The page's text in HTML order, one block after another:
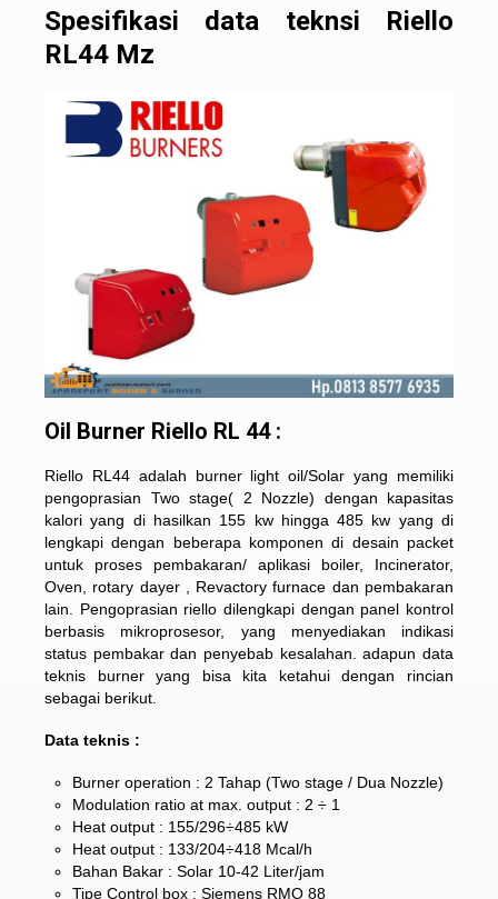
Spesifikasi data teknsi Riello
RL44 Mz
Oil Burner Riello RL 44 :
Riello RL44 adalah burner light oil/Solar yang memiliki
pengoprasian Two stage( 2 Nozzle) dengan kapasitas
kalori yang di hasilkan 155 kw hingga 485 kw yang di
lengkapi dengan beberapa komponen di desain packet
untuk proses pembakaran/ aplikasi boiler, Incinerator,
Oven, rotary dayer , Revactory furnace dan pembakaran
lain. Pengoprasian riello dilengkapi dengan panel kontrol
berbasis mikroprosesor, yang menyediakan indikasi
status pembakar dan penyebab kesalahan. adapun data
teknis burner yang bisa kita ketahui dengan rincian
sebagai berikut.
Data teknis :
Burner operation : 2 Tahap (Two stage / Dua Nozzle)
Modulation ratio at max. output : 2 ÷ 1
Heat output : 155/296÷485 kW
Heat output : 133/204÷418 Mcal/h
Bahan Bakar : Solar 10-42 Liter/jam
Tipe Control box : Siemens RMO 88